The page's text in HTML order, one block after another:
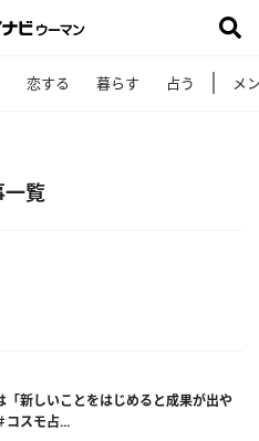
恋する 暮らす 占う メ
一覧
「新しいことをはじめると成果が出や
スモ占...